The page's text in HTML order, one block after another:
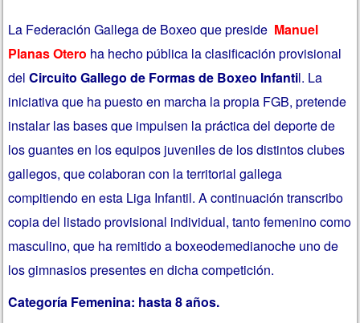
La Federación Gallega de Boxeo que preside Manuel
Planas Otero ha hecho pública la clasificación provisional
delCircuito Gallego de Formas de Boxeo Infantil. La
iniciativa que ha puesto en marcha la propia FGB, pretende
instalar las bases que impulsen la práctica del deporte de
los guantes en los equipos juveniles de los distintos clubes
gallegos, que colaboran con la territorial gallega
compitiendo en esta Liga Infantil. A continuación transcribo
copia del listado provisional individual, tanto femenino como
masculino, que ha remitido a boxeodemedianoche uno de
los gimnasios presentes en dicha competición.
Categoría Femenina: hasta 8 años.